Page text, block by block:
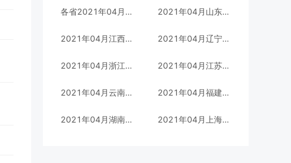
各省2021年04月自考专业汇总 2021年04月山东自考市场营销(本科)专业考试科目(120202)
2021年04月江西自考法律实务(专科)专业考试科目(680503) 2021年04月辽宁自考英语(专科)专业考试科目(970202)
2021年04月浙江自考工商企业管理(本科)专业考试科目(1020202) 2021年04月江苏自考行政管理(专科)专业考试科目(A1030301)
2021年04月云南自考计算机科学与技术(本科)专业考试科目(08090100) 2021年04月福建自考市场营销(本科)专业考试科目(120202)
2021年04月湖南自考公共关系(本科)专业考试科目(B050309) 2021年04月上海自考会展策划与管理(专科)专业考试科目(640301)